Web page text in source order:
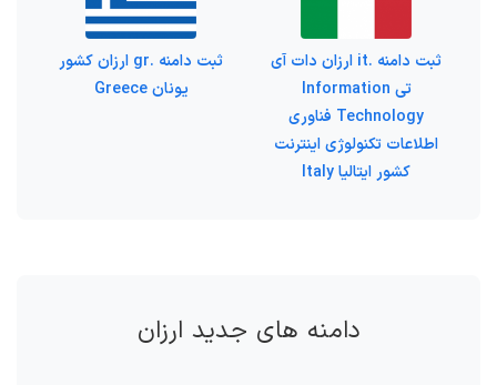
ثبت دامنه .it ارزان دات آی
تی Information
Technology فناوری
اطلاعات تکنولوژی اینترنت
کشور ایتالیا Italy
ثبت دامنه .gr ارزان کشور
یونان Greece
دامنه های جدید ارزان